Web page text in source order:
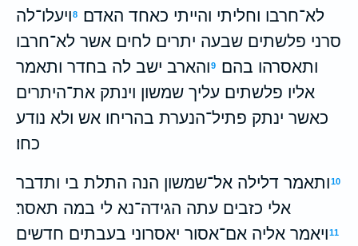
לא־חרבו וחליתי והייתי כאחד האדם׃
8ויעלו־לה
סרני פלשתים שבעה יתרים לחים אשר לא־חרבו
ותאסרהו בהם׃
9והארב ישב לה בחדר ותאמר
אליו פלשתים עליך שמשון וינתק את־היתרים
כאשר ינתק פתיל־הנערת בהריחו אש ולא נודע
כחו׃
10ותאמר דלילה אל־שמשון הנה התלת בי ותדבר
אלי כזבים עתה הגידה־נא לי במה תאסר׃
11ויאמר אליה אם־אסור יאסרוני בעבתים חדשים